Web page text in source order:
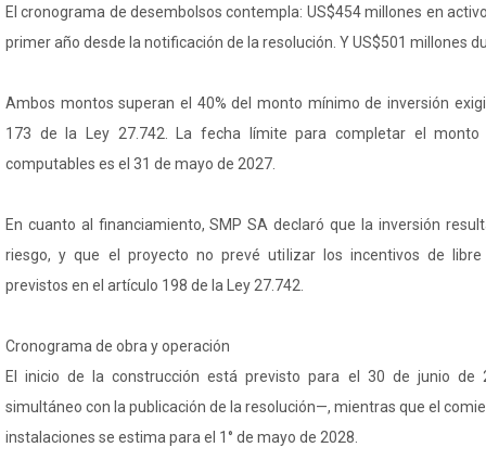
El cronograma de desembolsos contempla: US$454 millones en
primer año desde la notificación de la resolución. Y US$501 millones
Ambos montos superan el 40% del monto mínimo de inversión
173 de la Ley 27.742. La fecha límite para completar el
computables es el 31 de mayo de 2027.
En cuanto al financiamiento, SMP SA declaró que la inversión
riesgo, y que el proyecto no prevé utilizar los incentivos de libre
previstos en el artículo 198 de la Ley 27.742.
Cronograma de obra y operación
El inicio de la construcción está previsto para el 30 de junio de
simultáneo con la publicación de la resolución—, mientras que el
instalaciones se estima para el 1° de mayo de 2028.